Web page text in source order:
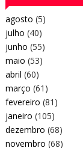
agosto (5)
julho (40)
junho (55)
maio (53)
abril (60)
março (61)
fevereiro (81)
janeiro (105)
dezembro (68)
novembro (68)